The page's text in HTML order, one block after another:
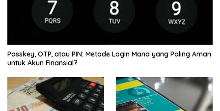
Passkey, OTP, atau PIN: Metode Login Mana yang Paling Aman
untuk Akun Finansial?